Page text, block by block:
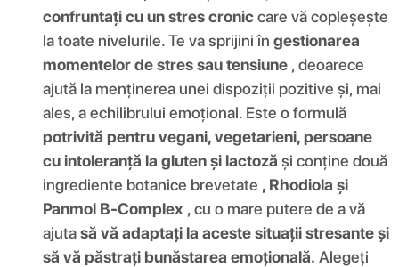
confruntați cu un stres croniccare vă copleșește
la toate nivelurile. Te va sprijini în gestionarea
momentelor de stres sau tensiune , deoarece
ajută la menținerea unei dispoziții pozitive și, mai
ales, a echilibrului emoțional. Este o formulă
potrivită pentru vegani, vegetarieni, persoane
cu intoleranță la gluten și lactoză și conține două
ingrediente botanice brevetate , Rhodiola și
Panmol B-Complex , cu o mare putere de a vă
ajutasă vă adaptați la aceste situații stresante și
să vă păstrați bunăstarea emoțională. Alegeți